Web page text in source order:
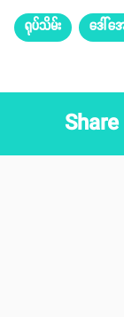
ရုပ်သိမ်း ဒေါ်အ
Share